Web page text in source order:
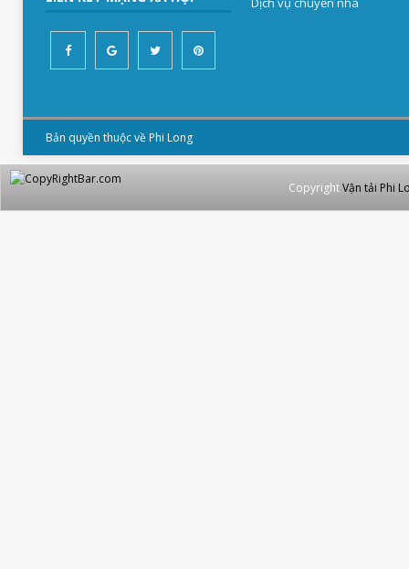
Bản quyền thuộc về Phi Long
CopyrightVận tải Phi